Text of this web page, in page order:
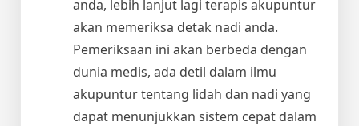
anda, lebih lanjut lagi terapis akupuntur
akan memeriksa detak nadi anda.
Pemeriksaan ini akan berbeda dengan
dunia medis, ada detil dalam ilmu
akupuntur tentang lidah dan nadi yang
dapat menunjukkan sistem cepat dalam